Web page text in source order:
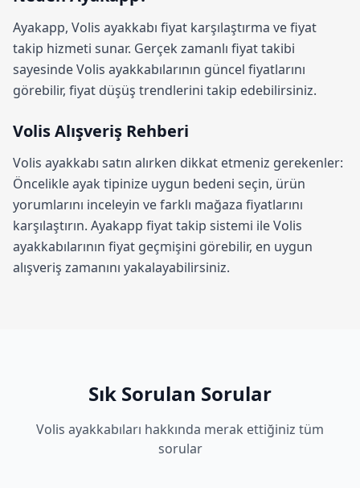
Ayakapp, Volis ayakkabı fiyat karşılaştırma ve fiyat
takip hizmeti sunar. Gerçek zamanlı fiyat takibi
sayesinde Volis ayakkabılarının güncel fiyatlarını
görebilir, fiyat düşüş trendlerini takip edebilirsiniz.
Volis Alışveriş Rehberi
Volis ayakkabı satın alırken dikkat etmeniz gerekenler:
Öncelikle ayak tipinize uygun bedeni seçin, ürün
yorumlarını inceleyin ve farklı mağaza fiyatlarını
karşılaştırın. Ayakapp fiyat takip sistemi ile Volis
ayakkabılarının fiyat geçmişini görebilir, en uygun
alışveriş zamanını yakalayabilirsiniz.
Sık Sorulan Sorular
Volis ayakkabıları hakkında merak ettiğiniz tüm
sorular